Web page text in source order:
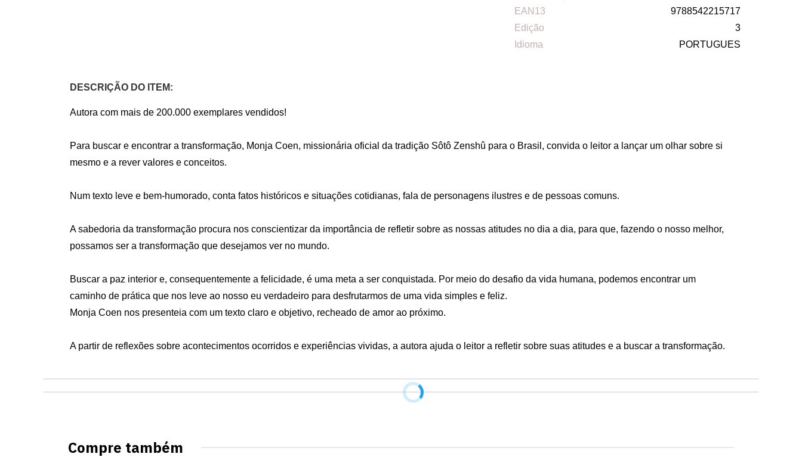
EAN13
9788542215717
Edição
3
Idioma
PORTUGUES
DESCRIÇÃO DO ITEM:
Autora com mais de 200.000 exemplares vendidos!
Para buscar e encontrar a transformação, Monja Coen, missionária oficial da tradição Sôtô Zenshû para o Brasil, convida o leitor a lançar um olhar sobre si
mesmo e a rever valores e conceitos.
Num texto leve e bem-humorado, conta fatos históricos e situações cotidianas, fala de personagens ilustres e de pessoas comuns.
A sabedoria da transformação procura nos conscientizar da importância de refletir sobre as nossas atitudes no dia a dia, para que, fazendo o nosso melhor,
possamos ser a transformação que desejamos ver no mundo.
Buscar a paz interior e, consequentemente a felicidade, é uma meta a ser conquistada. Por meio do desafio da vida humana, podemos encontrar um
caminho de prática que nos leve ao nosso eu verdadeiro para desfrutarmos de uma vida simples e feliz.
Monja Coen nos presenteia com um texto claro e objetivo, recheado de amor ao próximo.
A partir de reflexões sobre acontecimentos ocorridos e experiências vividas, a autora ajuda o leitor a refletir sobre suas atitudes e a buscar a transformação.
Compre também